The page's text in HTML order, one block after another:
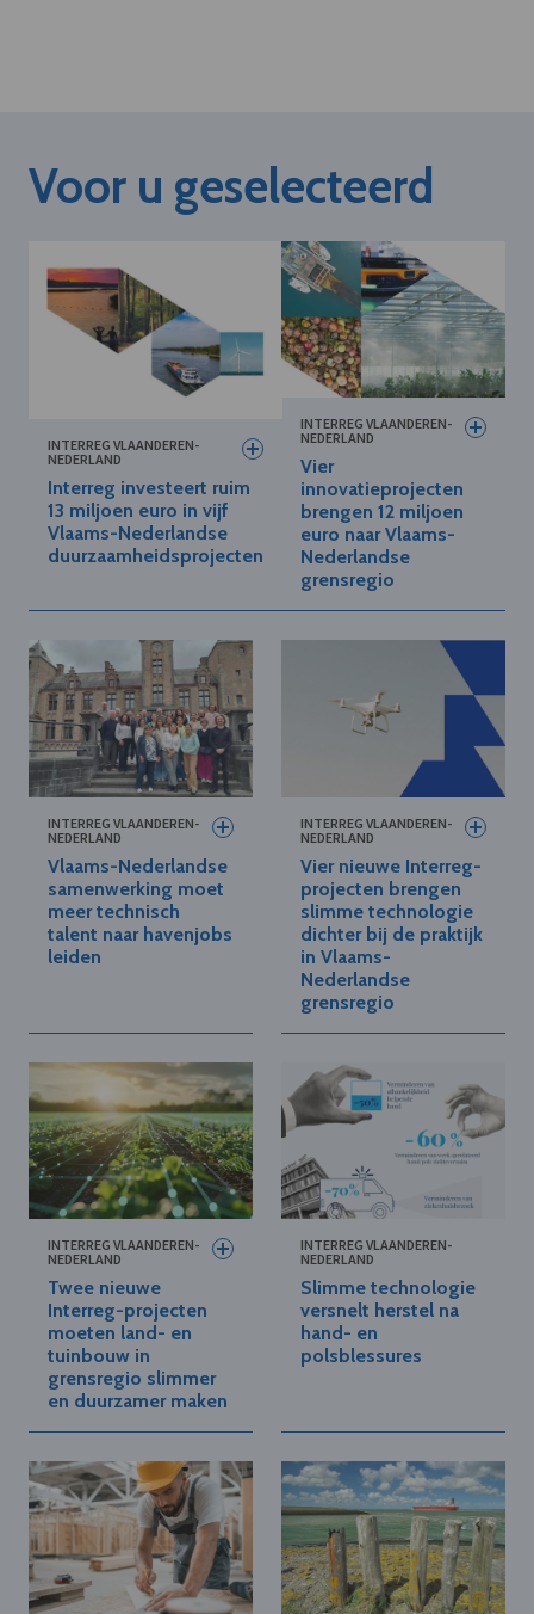
Voor u geselecteerd
INTERREG VLAANDEREN-
NEDERLAND
Interreg investeert ruim
13 miljoen euro in vijf
Vlaams-Nederlandse
duurzaamheidsprojecten
INTERREG VLAANDEREN-
NEDERLAND
Vier
innovatieprojecten
brengen 12 miljoen
euro naar Vlaams-
Nederlandse
grensregio
INTERREG VLAANDEREN-
NEDERLAND
Vlaams-Nederlandse
samenwerking moet
meer technisch
talent naar havenjobs
leiden
INTERREG VLAANDEREN-
NEDERLAND
Vier nieuwe Interreg-
projecten brengen
slimme technologie
dichter bij de praktijk
in Vlaams-
Nederlandse
grensregio
INTERREG VLAANDEREN-
NEDERLAND
Twee nieuwe
Interreg-projecten
moeten land- en
tuinbouw in
grensregio slimmer
en duurzamer maken
INTERREG VLAANDEREN-
NEDERLAND
Slimme technologie
versnelt herstel na
hand- en
polsblessures